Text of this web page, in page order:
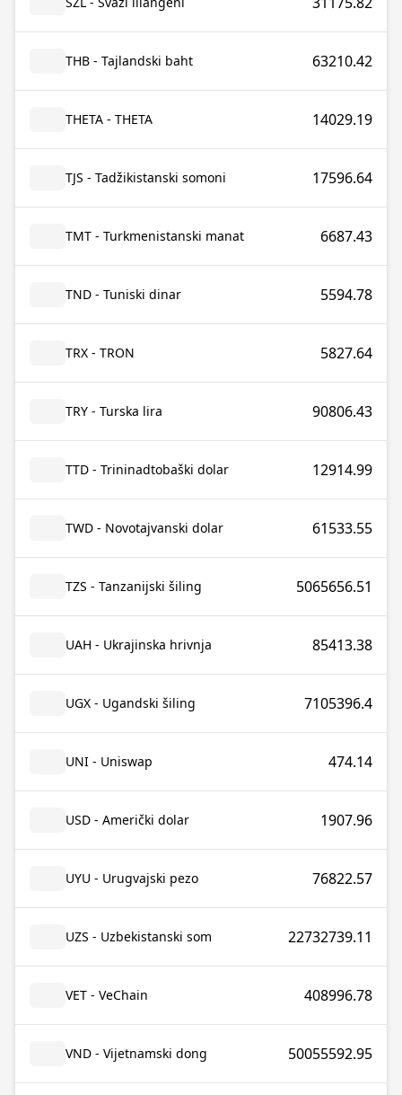
THB - Tajlandski baht 63210.42
THETA - THETA 14029.19
TJS - Tadžikistanski somoni 17596.64
TMT - Turkmenistanski manat 6687.43
TND - Tuniski dinar 5594.78
TRX - TRON 5827.64
TRY - Turska lira 90806.43
TTD - Trininadtobaški dolar 12914.99
TWD - Novotajvanski dolar 61533.55
TZS - Tanzanijski šiling 5065656.51
UAH - Ukrajinska hrivnja 85413.38
UGX - Ugandski šiling 7105396.4
UNI - Uniswap 474.14
USD - Američki dolar 1907.96
UYU - Urugvajski pezo 76822.57
UZS - Uzbekistanski som 22732739.11
VET - VeChain 408996.78
VND - Vijetnamski dong 50055592.95